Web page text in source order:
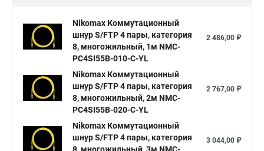
Nikomax Коммутационный
шнур S/FTP 4 пары, категория
8, многожильный, 1м NMC-
PC4SI55B-010-C-YL
2 486,00 ₽
Nikomax Коммутационный
шнур S/FTP 4 пары, категория
8, многожильный, 2м NMC-
PC4SI55B-020-C-YL
2 767,00 ₽
Nikomax Коммутационный
шнур S/FTP 4 пары, категория
3 044,00 ₽